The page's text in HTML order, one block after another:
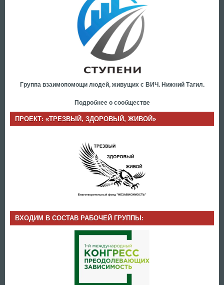
Группа взаимопомощи людей, живущих с ВИЧ. Нижний Тагил.
Подробнее о сообществе
ПРОЕКТ: «ТРЕЗВЫЙ, ЗДОРОВЫЙ, ЖИВОЙ»
ВХОДИМ В СОСТАВ РАБОЧЕЙ ГРУППЫ: